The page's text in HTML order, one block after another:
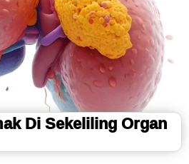
Di Sekeliling Organ